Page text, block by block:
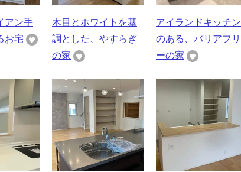
アン手
お宅
木目とホワイトを基
調とした、やすらぎ
の家
アイランドキッチン
のある、バリアフリ
ーの家